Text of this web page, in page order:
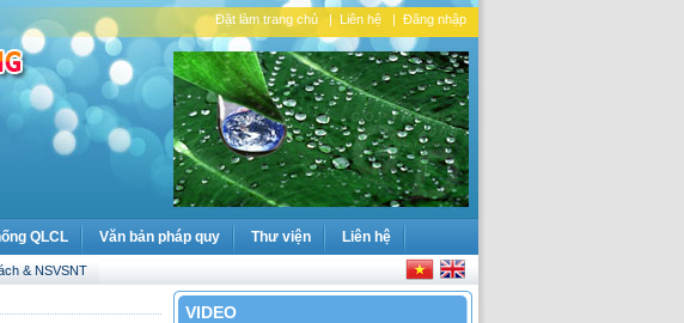
Đặt làm trang chủ | Liên hệ | Đăng nhập
QLCL Văn bản pháp quy Thư viện Liên hệ
& NSVSNT
VIDEO